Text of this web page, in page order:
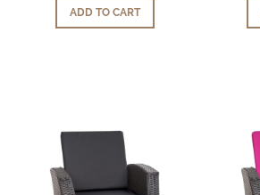
ADD TO CART